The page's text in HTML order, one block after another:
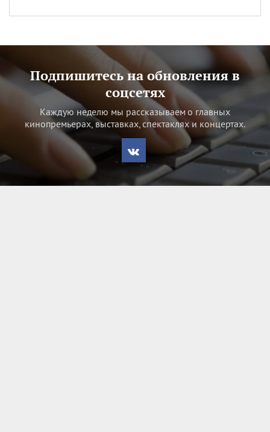
Подпишитесь на обновления в
соцсетях
Каждую неделю мы рассказываем о главных
кинопремьерах, выставках, спектаклях и концертах.